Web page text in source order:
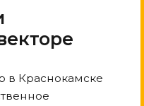
в Краснокамске